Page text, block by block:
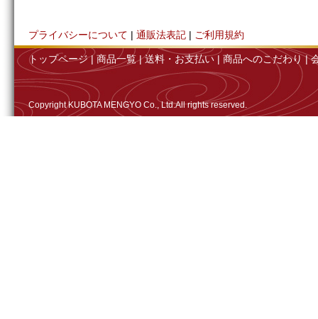
プライバシーについて | 通販法表記 | ご利用規約
トップページ| 商品一覧|送料・お支払い| 商品へのこだわり|
Copyright KUBOTA MENGYO Co., Ltd.All rights reserved.